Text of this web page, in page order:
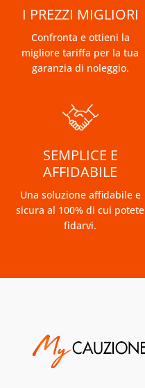
I PREZZI MIGLIORI
Confronta e ottieni la
migliore tariffa per la tua
garanzia di noleggio.
SEMPLICE E
AFFIDABILE
Una soluzione affidabile e
sicura al 100% di cui potete
fidarvi.